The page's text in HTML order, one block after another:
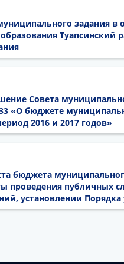
задания в
Туапсинский
Совета
«О бюджете
2016 и 2017 годов»
бюджета
проведения публичных
установлении Порядка